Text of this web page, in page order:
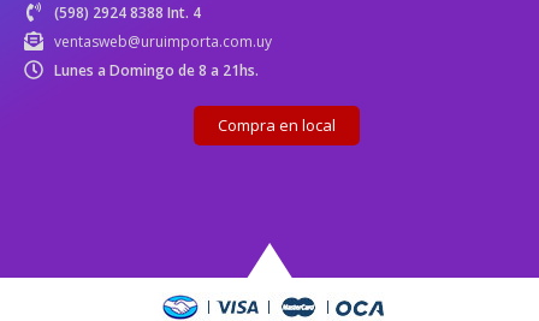
(598) 2924 8388 Int. 4
ventasweb@uruimporta.com.uy
Lunes a Domingo de 8 a 21hs.
Compra en local